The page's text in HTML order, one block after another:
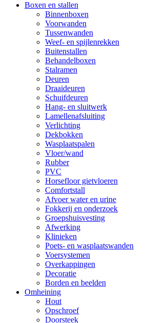
Boxen en stallen
Binnenboxen
Voorwanden
Tussenwanden
Weef- en spijlenrekken
Buitenstallen
Behandelboxen
Stalramen
Deuren
Draaideuren
Schuifdeuren
Hang- en sluitwerk
Lamellenafsluiting
Verlichting
Dekbokken
Wasplaatspalen
Vloer/wand
Rubber
PVC
Horsefloor gietvloeren
Comfortstall
Afvoer water en urine
Fokkerij en onderzoek
Groepshuisvesting
Afwerking
Klinieken
Poets- en wasplaatswanden
Voersystemen
Overkappingen
Decoratie
Borden en beelden
Omheining
Hout
Opschroef
Doorsteek